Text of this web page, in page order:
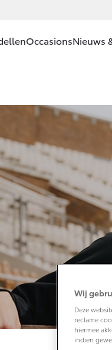
Vanaf € 23.750,-
Corolla Hatchback
HYBRIDE
Vanaf € 33.495,-
Toyota C-HR+
OccasionsNieuws
Wij
Deze
reclame
hiermee
indien